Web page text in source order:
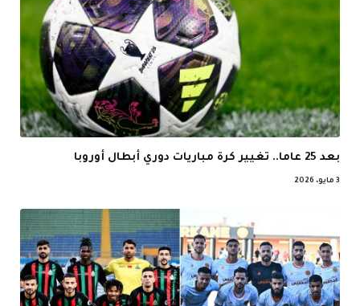
بعد 25 عاما.. تغيير كرة مباريات دوري أبطال أوروبا
3 مايو، 2026